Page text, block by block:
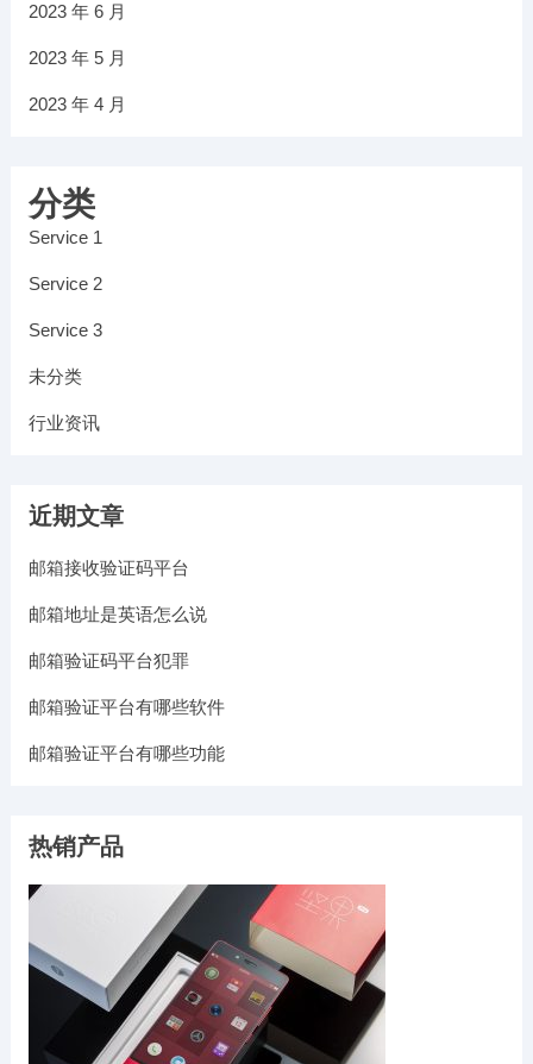
2023 年 6 月
2023 年 5 月
2023 年 4 月
分类
Service 1
Service 2
Service 3
未分类
行业资讯
近期文章
邮箱接收验证码平台
邮箱地址是英语怎么说
邮箱验证码平台犯罪
邮箱验证平台有哪些软件
邮箱验证平台有哪些功能
热销产品